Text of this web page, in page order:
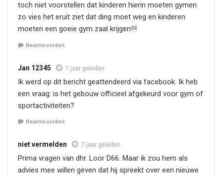
toch niet voorstellen dat kinderen hierin moeten gymen
zo vies het eruit ziet dat ding moet weg en kinderen
moeten een goeie gym zaal krijgen!!!
Beantwoorden
Jan 12345 7 jaar geleden
Ik werd op dit bericht geattendeerd via facebook. Ik heb
een vraag: is het gebouw officieel afgekeurd voor gym of
sportactiviteiten?
Beantwoorden
niet vermelden 7 jaar geleden
Prima vragen van dhr. Loor D66. Maar ik zou hem als
advies mee willen geven dat hij spreekt over een nieuwe